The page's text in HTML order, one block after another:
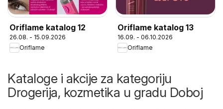
Oriflame katalog 12
26.08. - 15.09.2026
Oriflame
Oriflame katalog 13
16.09. - 06.10.2026
Oriflame
Kataloge i akcije za kategoriju
Drogerija, kozmetika u gradu Doboj